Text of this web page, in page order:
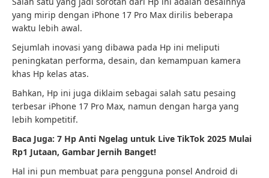
yang mirip dengan iPhone 17 Pro Max dirilis beberapa
waktu lebih awal.
Sejumlah inovasi yang dibawa pada Hp ini meliputi
peningkatan performa, desain, dan kemampuan kamera
khas Hp kelas atas.
Bahkan, Hp ini juga diklaim sebagai salah satu pesaing
terbesar iPhone 17 Pro Max, namun dengan harga yang
lebih kompetitif.
Baca Juga: 7 Hp Anti Ngelag untuk Live TikTok 2025 Mulai
Rp1 Jutaan, Gambar Jernih Banget!
Hal ini pun membuat para pengguna ponsel Android di